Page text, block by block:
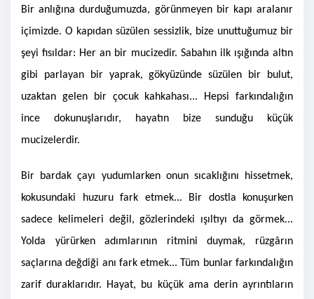
Bir anlığına durduğumuzda, görünmeyen bir kapı aralanır
içimizde. O kapıdan süzülen sessizlik, bize unuttuğumuz bir
şeyi fısıldar: Her an bir mucizedir. Sabahın ilk ışığında altın
gibi parlayan bir yaprak, gökyüzünde süzülen bir bulut,
uzaktan gelen bir çocuk kahkahası... Hepsi farkındalığın
ince dokunuşlarıdır, hayatın bize sunduğu küçük
mucizelerdir.
Bir bardak çayı yudumlarken onun sıcaklığını hissetmek,
kokusundaki huzuru fark etmek... Bir dostla konuşurken
sadece kelimeleri değil, gözlerindeki ışıltıyı da görmek...
Yolda yürürken adımlarının ritmini duymak, rüzgârın
saçlarına değdiği anı fark etmek... Tüm bunlar farkındalığın
zarif duraklarıdır. Hayat, bu küçük ama derin ayrıntıların